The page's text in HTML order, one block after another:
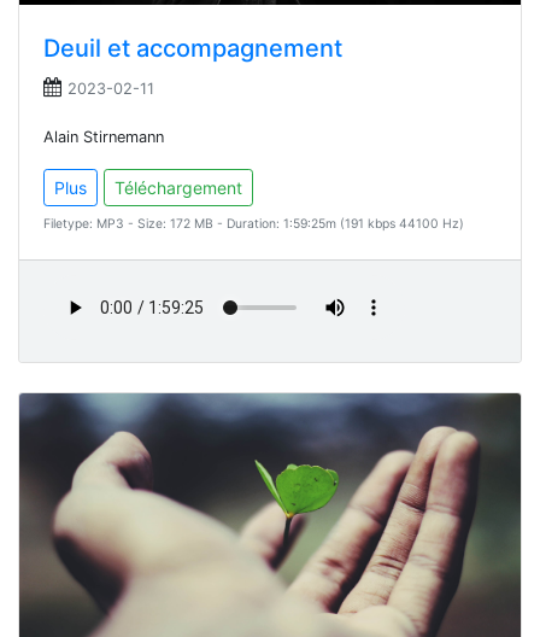
Deuil et accompagnement
2023-02-11
Alain Stirnemann
Plus Téléchargement
Filetype: MP3 - Size: 172 MB - Duration: 1:59:25m (191 kbps 44100 Hz)